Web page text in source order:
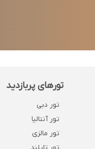
تورهای پربازدید
تور دبی
تور آنتالیا
تور مالزی